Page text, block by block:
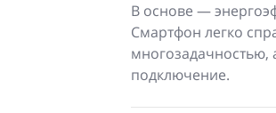
В основе —
Смартфон легко
многозадачностью,
подключение.